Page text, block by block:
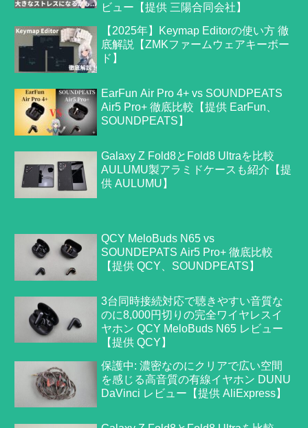
ビュー【提供 三陽合同会社】
【2025年】Keymap Editorの使い方 徹
底解説【ZMKファームウェアキーボー
ド】
EarFun Air Pro 4+ vs SOUNDPEATS
Air5 Pro+ 徹底比較【提供 EarFun、
SOUNDPEATS】
Galaxy Z Fold8とFold8 Ultraを比較
AULUMU製アラミドケースも紹介【提
供 AULUMU】
QCY MeloBuds N65 vs
SOUNDEPATS Air5 Pro+ 徹底比較
【提供 QCY、SOUNDPEATS】
3台同時接続対応で聴きやすい音質な
のに8,000円切りの完全ワイヤレスイ
ヤホン QCY MeloBuds N65 レビュー
【提供 QCY】
保護中: 濃密なのにクリアで広い空間
を感じる高音質の有線イヤホン DUNU
DaVinci レビュー【提供 AliExpress】